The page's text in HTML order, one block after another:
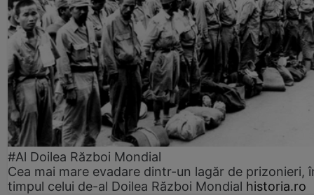
#Al Doilea Război Mondial
Cea mai mare evadare dintr-un lagăr de prizonieri,
timpul celui de-al Doilea Război Mondial historia.ro